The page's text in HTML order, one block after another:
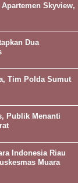
Skyview,
Dua
Tim Polda Sumut
Publik Menanti
Indonesia Riau
Muara